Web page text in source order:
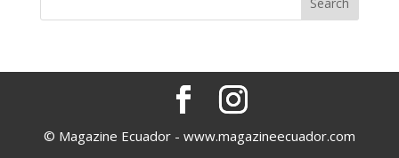
© Magazine Ecuador - www.magazineecuador.com